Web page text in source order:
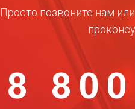
Просто позвоните нам
8